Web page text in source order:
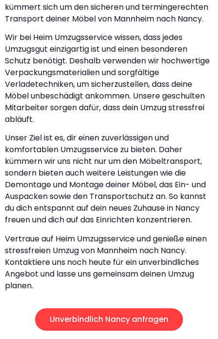
kümmert sich um den sicheren und termingerechten
Transport deiner Möbel von Mannheim nach Nancy.
Wir bei Heim Umzugsservice wissen, dass jedes
Umzugsgut einzigartig ist und einen besonderen
Schutz benötigt. Deshalb verwenden wir hochwertige
Verpackungsmaterialien und sorgfältige
Verladetechniken, um sicherzustellen, dass deine
Möbel unbeschädigt ankommen. Unsere geschulten
Mitarbeiter sorgen dafür, dass dein Umzug stressfrei
abläuft.
Unser Ziel ist es, dir einen zuverlässigen und
komfortablen Umzugsservice zu bieten. Daher
kümmern wir uns nicht nur um den Möbeltransport,
sondern bieten auch weitere Leistungen wie die
Demontage und Montage deiner Möbel, das Ein- und
Auspacken sowie den Transportschutz an. So kannst
du dich entspannt auf dein neues Zuhause in Nancy
freuen und dich auf das Einrichten konzentrieren.
Vertraue auf Heim Umzugsservice und genieße einen
stressfreien Umzug von Mannheim nach Nancy.
Kontaktiere uns noch heute für ein unverbindliches
Angebot und lasse uns gemeinsam deinen Umzug
planen.
Unverbindlich Nancy anfragen